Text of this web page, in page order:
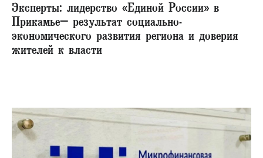
Эксперты: лидерство «Единой России» в
Прикамье– результат социально-
экономического развития региона и доверия
жителей к власти